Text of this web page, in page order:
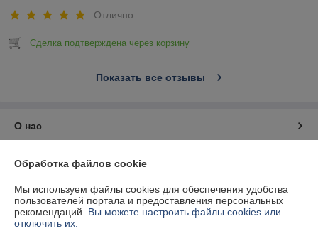
Отлично
Сделка подтверждена через корзину
Показать все отзывы
О нас
Контакты
Доставка и оплата
График работы
Обработка файлов cookie
Мы используем файлы cookies для обеспечения удобства
пользователей портала и предоставления персональных
рекомендаций. Вы можете настроить файлы cookies или
отключить их.